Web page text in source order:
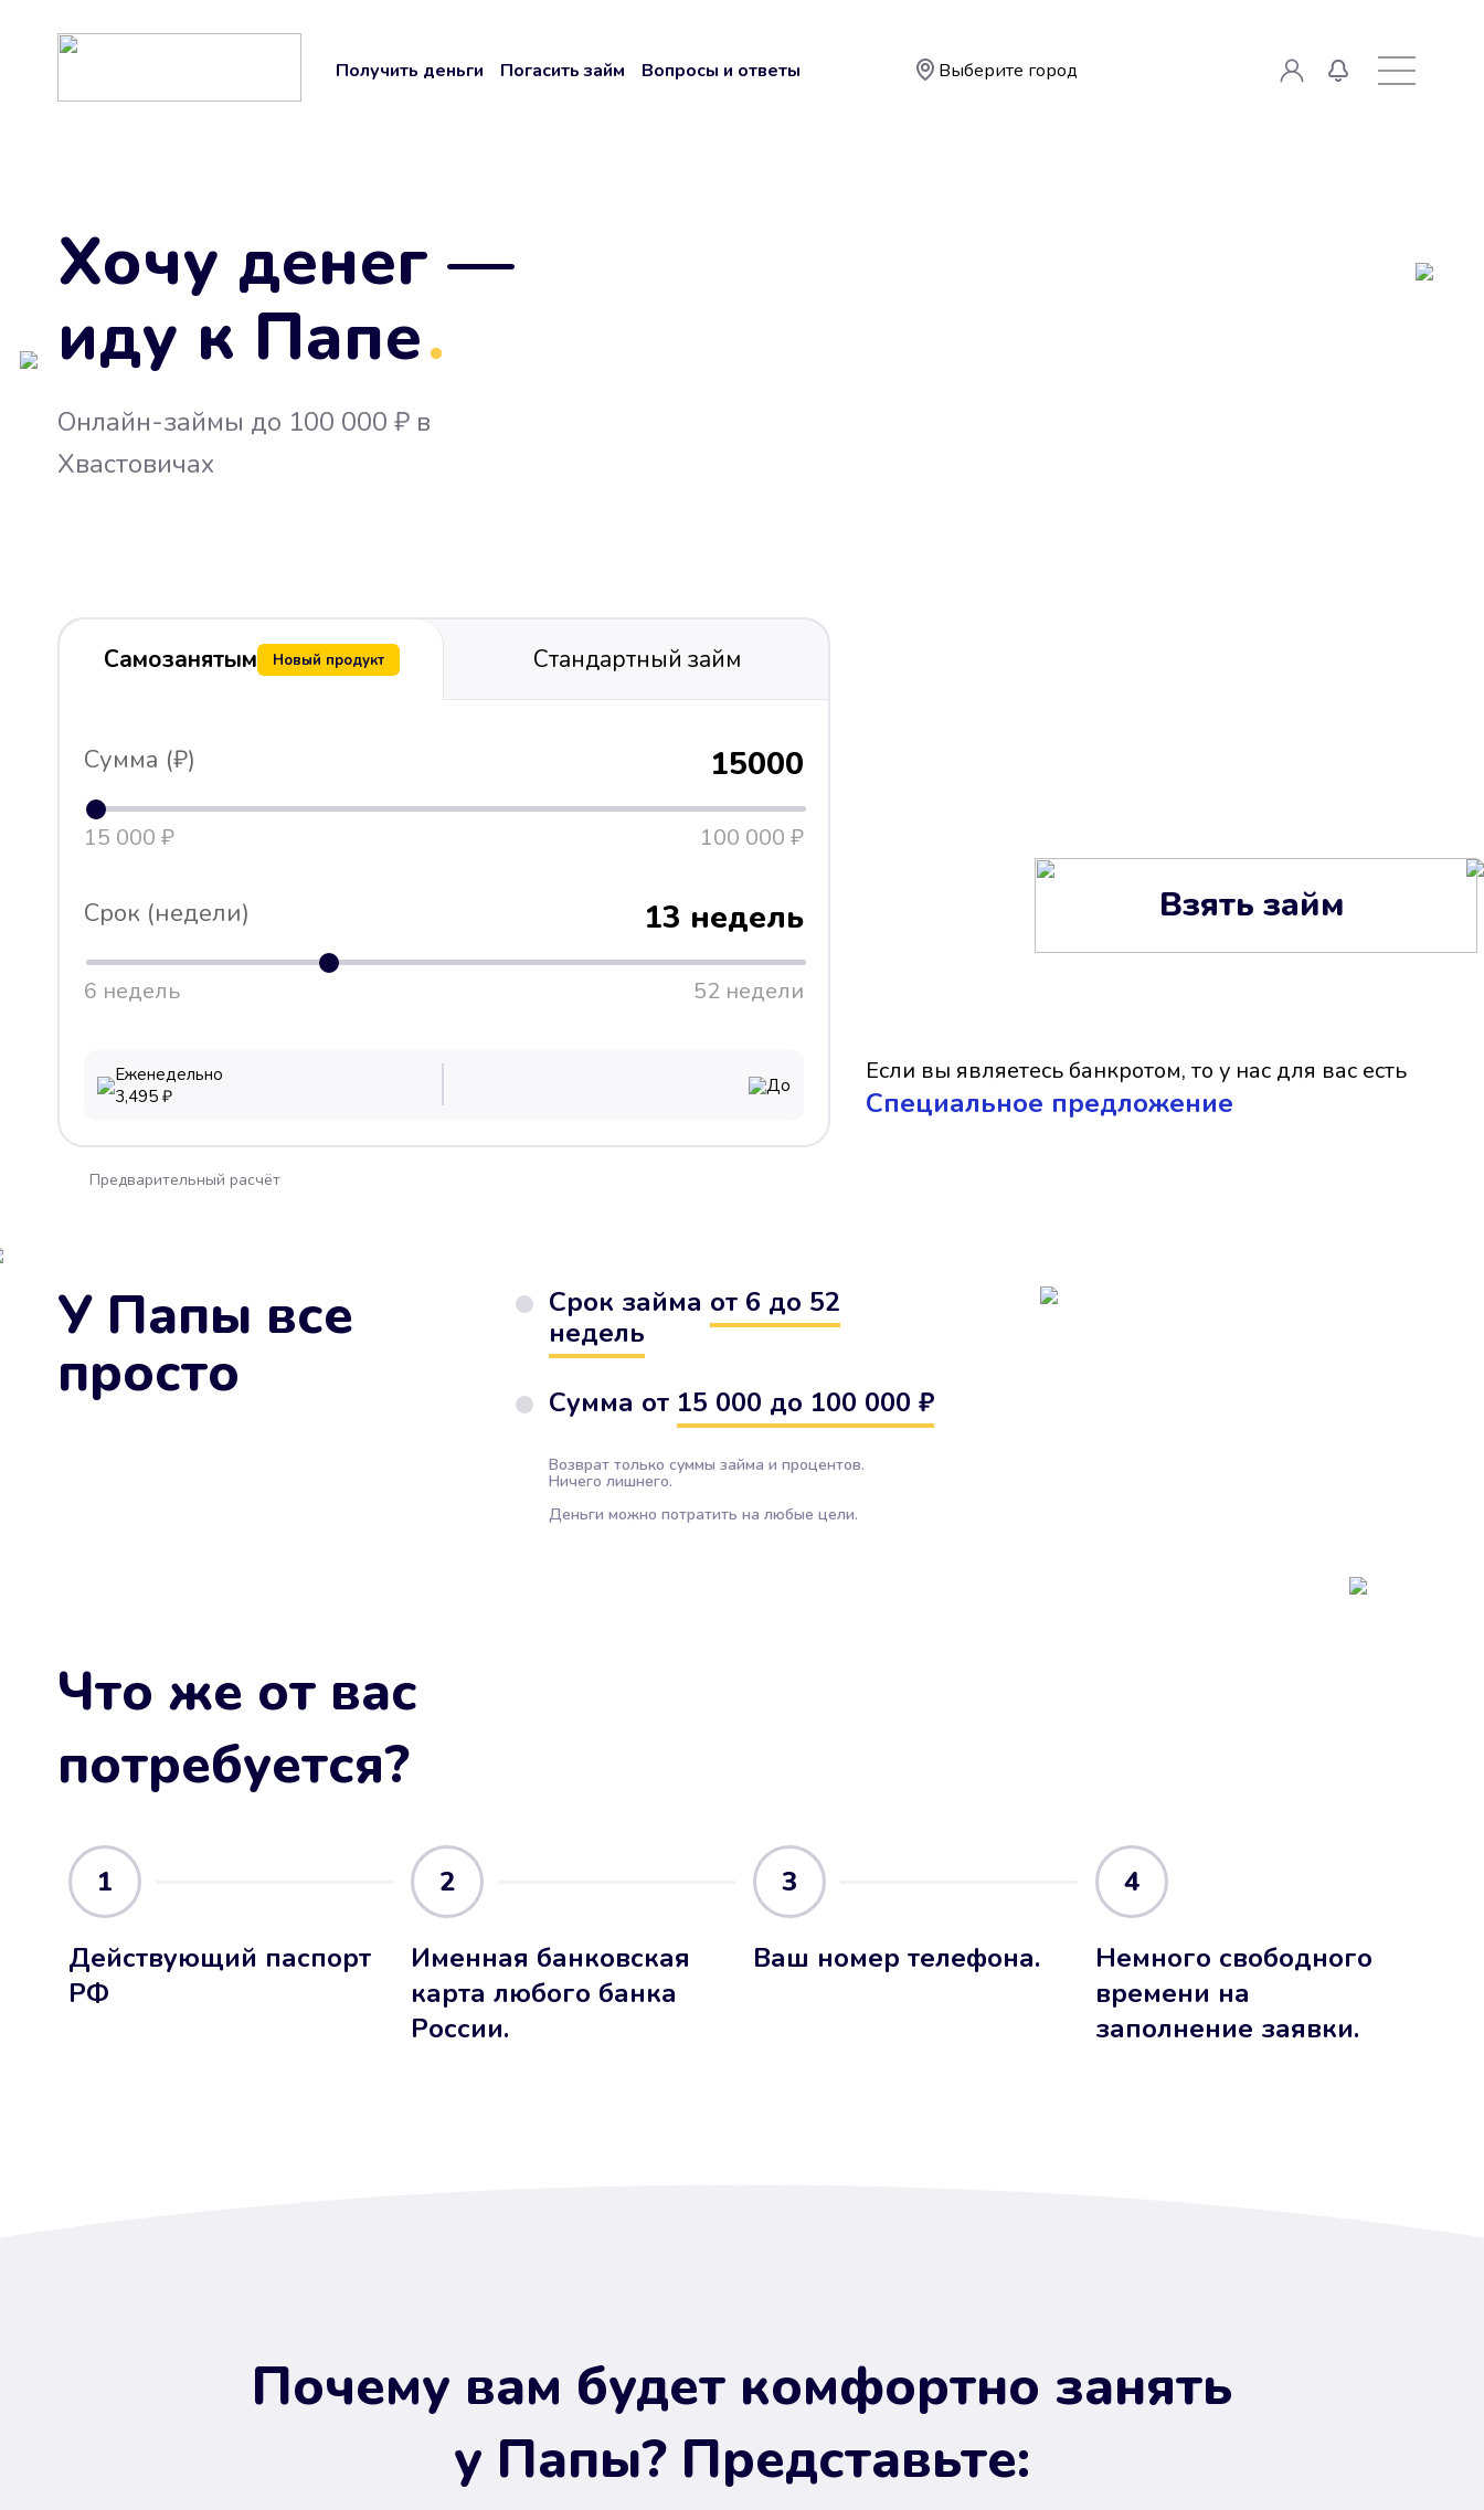
Получить деньги Погасить займ Вопросы и ответы Выберите город
Хочу денег —
иду к Папе
.
Онлайн-займы до 100 000 ₽ в
Хвастовичах
Самозанятым Новый продукт Стандартный займ
Сумма (₽) 15000
15 000 ₽ 100 000 ₽
Срок (недели) 13 недель
6 недель 52 недели
Еженедельно
3,495 ₽ До
Взять займ
Если вы являетесь банкротом, то у нас для вас есть
Cпециальное предложение
Предварительный расчёт
У Папы все
просто
Срок займа от 6 до 52
недель
Сумма от 15 000 до 100 000 ₽
Возврат только суммы займа и процентов.
Ничего лишнего.
Деньги можно потратить на любые цели.
Что же от вас
потребуется?
1
Действующий паспорт
РФ
2
Именная банковская
карта любого банка
России.
3
Ваш номер телефона.
4
Немного свободного
времени на
заполнение заявки.
Почему вам будет комфортно занять
у Папы? Представьте: